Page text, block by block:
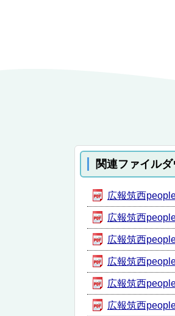
関連ファイル
広報筑西
広報筑西
広報筑西
広報筑西
広報筑西
広報筑西